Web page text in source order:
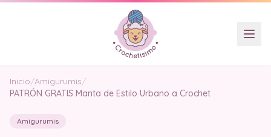
Inicio/Amigurumis/
PATRÓN GRATIS Manta de Estilo Urbano a Crochet
Amigurumis